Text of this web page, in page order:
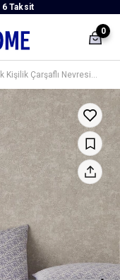
6 Taksit
0
Floral Breeze Kolay Ütülenir Tek Kişilik Çarşaflı Nevresim Takımı 160x220 cm Mor